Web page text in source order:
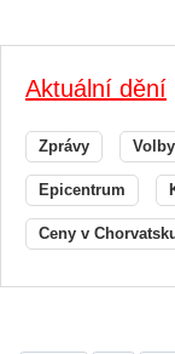
Aktuální dění
Zprávy Volby
Epicentrum
Ceny v